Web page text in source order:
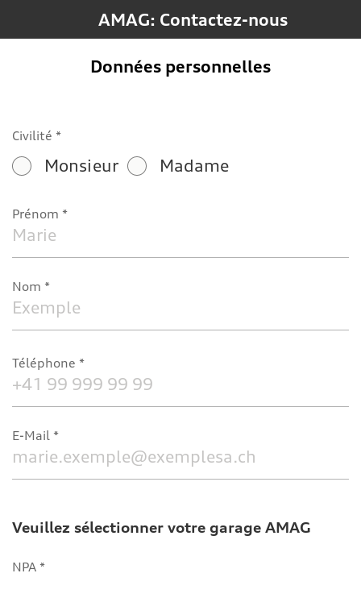
AMAG: Contactez-nous
Données personnelles
Civilité
Monsieur Madame
Prénom
Nom
Téléphone
E-Mail
Veuillez sélectionner votre garage AMAG
NPA